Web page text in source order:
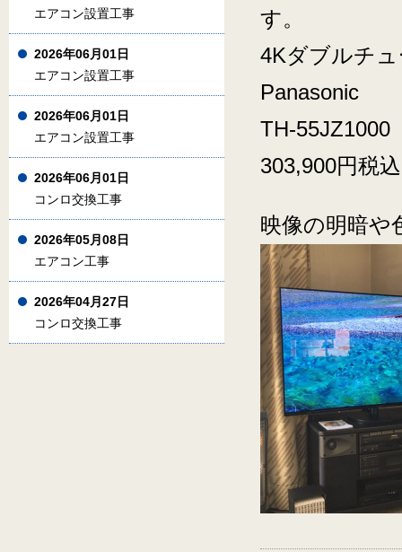
す。
4Kダブルチ
Panasonic
TH-55JZ1000
303,900円税込
映像の明暗や
エアコン設置工事
2026年06月01日
エアコン設置工事
2026年06月01日
エアコン設置工事
2026年06月01日
コンロ交換工事
2026年05月08日
エアコン工事
2026年04月27日
コンロ交換工事